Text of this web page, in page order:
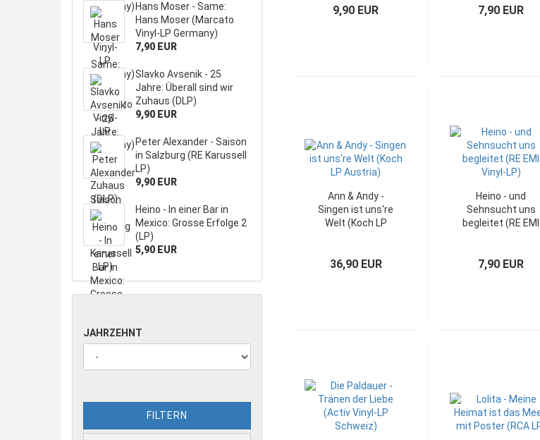
9,90 EUR 7,90 EUR
Ann & Andy -
Singen ist uns're
Welt (Koch LP
36,90 EUR
Heino - und
Sehnsucht uns
begleitet (RE EMI
7,90 EUR
Hans Moser - Same:
Hans Moser (Marcato
Vinyl-LP Germany)
7,90 EUR
Slavko Avsenik - 25
Jahre: Überall sind wir
Zuhaus (DLP)
9,90 EUR
Peter Alexander - Saison
in Salzburg (RE Karussell
LP)
9,90 EUR
Heino - In einer Bar in
Mexico: Grosse Erfolge 2
(LP)
5,90 EUR
JAHRZEHNT
FILTERN